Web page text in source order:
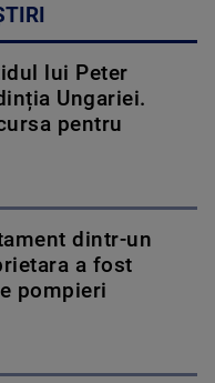
lui Peter
Ungariei.
pentru
dintr-un
a fost
pompieri